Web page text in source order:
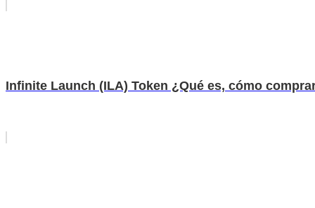
Infinite Launch (ILA) Token ¿Qué es, cómo